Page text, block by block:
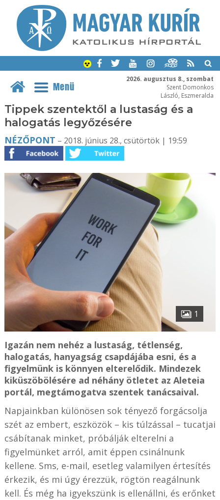
2026. augusztus 8., szombat
Szent Domonkos
László, Eszmeralda
Menü
Tippek szentektől a lustaság és a
halogatás legyőzésére
NÉZŐPONT – 2018. június 28., csütörtök | 19:59
1
Igazán nem nehéz a lustaság, tétlenség,
halogatás, hanyagság csapdájába esni, és a
figyelmünk is könnyen elterelődik. Mindezek
kiküszöbölésére ad néhány ötletet az Aleteia
portál, megtámogatva szentek tanácsaival.
Napjainkban különösen sok tényező forgácsolja
szét az embert, eszközök – kis túlzással – tucatjai
csábítanak minket, próbálják elterelni a
figyelmünket arról, amit éppen csinálnunk
kellene. Sms, e-mail, esetleg valamilyen értesítés
érkezik, és mi úgy érezzük, rögtön reagálnunk
kell. És még ha igyekszünk is ellenállni, és erőnket